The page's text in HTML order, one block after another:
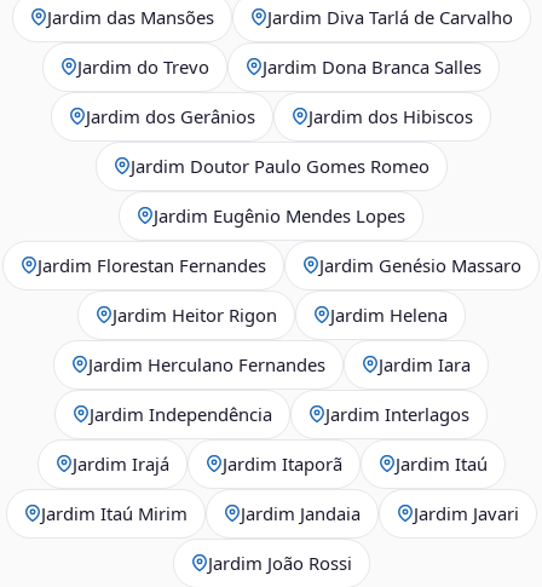
Jardim das Mansões Jardim Diva Tarlá de Carvalho
Jardim do Trevo Jardim Dona Branca Salles
Jardim dos Gerânios Jardim dos Hibiscos
Jardim Doutor Paulo Gomes Romeo
Jardim Eugênio Mendes Lopes
Jardim Florestan Fernandes Jardim Genésio Massaro
Jardim Heitor Rigon Jardim Helena
Jardim Herculano Fernandes Jardim Iara
Jardim Independência Jardim Interlagos
Jardim Irajá Jardim Itaporã Jardim Itaú
Jardim Itaú Mirim Jardim Jandaia Jardim Javari
Jardim João Rossi